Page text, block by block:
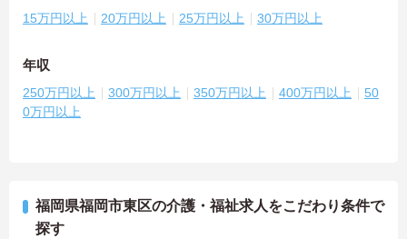
15万円以上 20万円以上 25万円以上 30万円以上
年収
250万円以上 300万円以上 350万円以上 400万円以上
50
0万円以上
福岡県福岡市東区の介護・福祉求人をこだわり条件で
探す